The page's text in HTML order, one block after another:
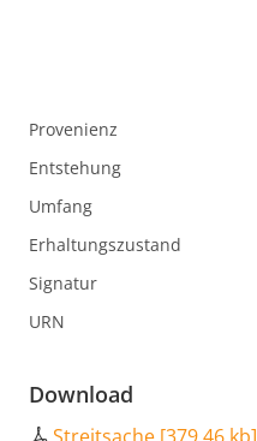
Provenienz
Entstehung
Umfang
Erhaltungszustand
Signatur
URN
Download